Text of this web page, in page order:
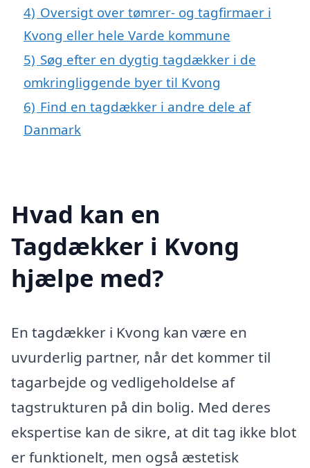
4) Oversigt over tømrer- og tagfirmaer i
Kvong eller hele Varde kommune
5) Søg efter en dygtig tagdækker i de
omkringliggende byer til Kvong
6) Find en tagdækker i andre dele af
Danmark
Hvad kan en
Tagdækker i Kvong
hjælpe med?
En tagdækker i Kvong kan være en
uvurderlig partner, når det kommer til
tagarbejde og vedligeholdelse af
tagstrukturen på din bolig. Med deres
ekspertise kan de sikre, at dit tag ikke blot
er funktionelt, men også æstetisk